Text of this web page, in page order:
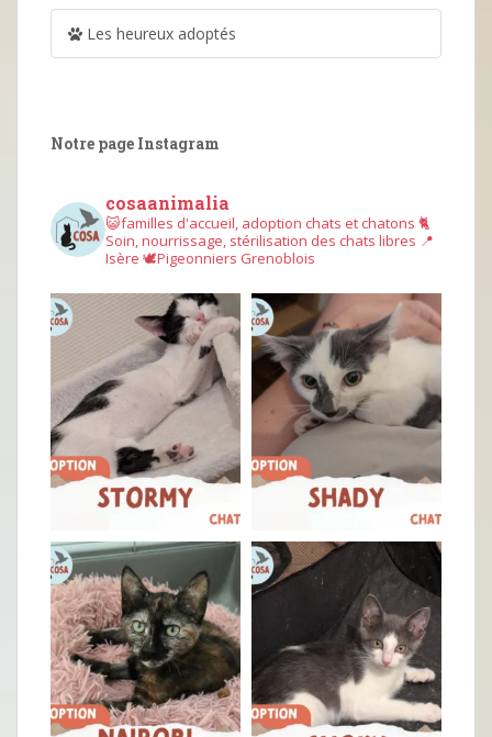
Les heureux adoptés
Notre page Instagram
cosaanimalia
😺familles d'accueil, adoption chats et chatons 🐈
Soin, nourrissage, stérilisation des chats libres 📍
Isère 🕊︎Pigeonniers Grenoblois